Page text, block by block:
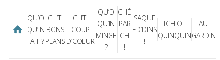
QU’O
QU’IN
FAIT ?
CH’TI
BONS
PLANS
CH’TI
COUP
D’COEUR
QU’O
QU’IN
MINGE
?
CHÉ
PAR
ICHI
!
SAQUE
ED’DINS
!
TCHIOT
QUINQUIN
AU
GARDIN